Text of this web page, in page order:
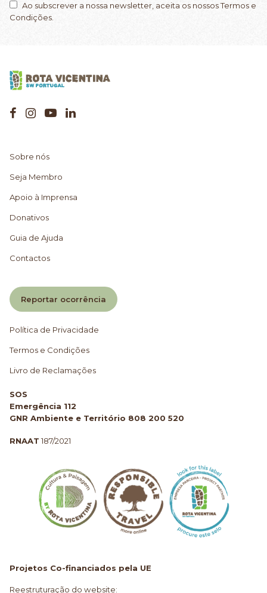
Ao subscrever a nossa newsletter, aceita os nossos Termos e
Condições.
Sobre nós
Seja Membro
Apoio à Imprensa
Donativos
Guia de Ajuda
Contactos
Reportar ocorrência
Política de Privacidade
Termos e Condições
Livro de Reclamações
SOS
Emergência 112
GNR Ambiente e Território 808 200 520
RNAAT 187/2021
Projetos Co-financiados pela UE
Reestruturação do website: